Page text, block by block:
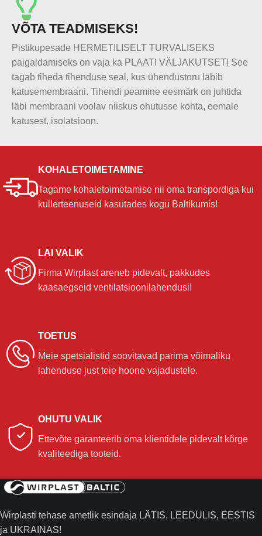
VÕTA TEADMISEKS!
Pistikupesade HERMETILISELT TURVALISEKS
paigaldamiseks on vaja ka PLAATI VÄLJAKUTSET! See
tagab tiheda tihenduse seal, kus ühendustoru läbib
katusemembraani. Tihendi peamine eesmärk on juhtida
läbi membraani voolav niiskus ohutusse kohta, eemale
katusest. isolatsioon.
KOHALETOIMETAMINE
Tagame kohaletoimetamise nii oma transpordiga kui
kullerteenuseid kasutades kogu Baltikumis!
LAI VALIK
Firma Wirplast areneb pidevalt, pakkudes
kaasaegseid ventilatsioonilahendusi!
TOETUS
Meie spetsialistid soovitavad parima võimaliku
lahenduse just teie hoone vajadustele.
OHUTU VALIK
Ettevõte garanteerib oma klientidele pidevalt kõrge
kvaliteediga tooteid.
Wirplasti tehase ametlik esindaja LÄTIS, LEEDULIS, EESTIS
ja UKRAINAS!